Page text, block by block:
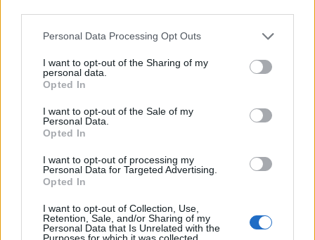
Personal Data Processing Opt Outs
I want to opt-out of the Sharing of my
personal data.
Opted In
I want to opt-out of the Sale of my
Personal Data.
Opted In
I want to opt-out of processing my
Personal Data for Targeted Advertising.
Opted In
I want to opt-out of Collection, Use,
Retention, Sale, and/or Sharing of my
Personal Data that Is Unrelated with the
Purposes for which it was collected.
καθισμάτων και ταπέτα.
Το Audi grandsphere είναι κτισμένο στην
PlatformElectric ή PPE, τη νέα πλατφόρμα
Volkswagen Groupαποκλειστικά για
οχήματα επιδόσεων. Φιλοξενεί μεταξύ
αξόνων μίαμπαταρία120 kWh που
αυτονομία 750 χιλιομέτρων.